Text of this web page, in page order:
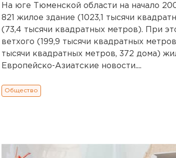
На юге Тюменской области на начало
821 жилое здание (1023,1 тысячи
(73,4 тысячи квадратных метров). При
ветхого (199,9 тысячи квадратных
тысячи квадратных метров, 372 дома)
Европейско-Азиатские новости....
Общество